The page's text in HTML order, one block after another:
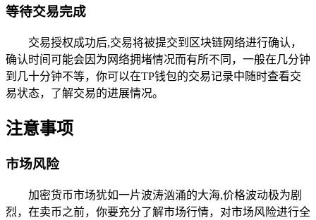
等待交易完成
交易授权成功后,交易将被提交到区块链网络进行确认，
确认时间可能会因为网络拥堵情况而有所不同，一般在几分钟
到几十分钟不等，你可以在TP钱包的交易记录中随时查看交
易状态，了解交易的进展情况。
注意事项
市场风险
加密货币市场犹如一片波涛汹涌的大海,价格波动极为剧
烈，在卖币之前，你要充分了解市场行情，对市场风险进行全